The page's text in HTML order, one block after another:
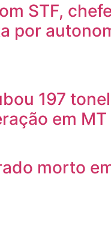
STF,
por
197
em MT
morto